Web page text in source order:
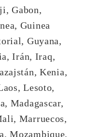
Gabon,
Guinea
Guyana,
Irán, Iraq,
Kenia,
Lesoto,
Madagascar,
Marruecos,
Mozambique,